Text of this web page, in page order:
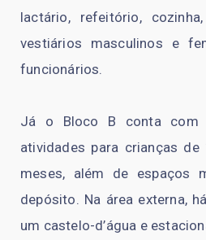
lactário, refeitório,
vestiários masculinos e
funcionários.
Já o Bloco B conta
atividades para crianças
meses, além de espaços
depósito. Na área externa,
um castelo-d’água e